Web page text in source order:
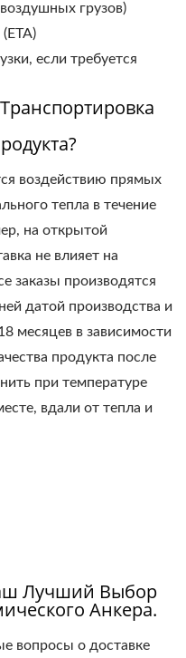
грузов)
если требуется
воздействию прямых
тепла в течение
на открытой
не влияет на
заказы производятся
датой производства и
месяцев в зависимости
продукта после
при температуре
вдали от тепла и
Лучший Выбор
Анкера.
вопросы о доставке